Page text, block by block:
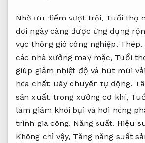
Nhờ ưu điểm vượt trội, Tuổi thọ
dơi ngày càng được ứng dụng
vực thông gió công nghiệp. Thép.
các nhà xưởng may mặc, Tuổi
giúp giảm nhiệt độ và hút mùi
hóa chất; Dây chuyền tự động.
sản xuất. trong xưởng cơ khí,
làm giảm khói bụi và hơi nóng
trình gia công. Năng suất. Hiệu
Không chỉ vậy, Tăng năng suất